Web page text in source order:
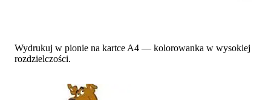
Wydrukuj w pionie na kartce A4 — kolorowanka w wysokiej
rozdzielczości.